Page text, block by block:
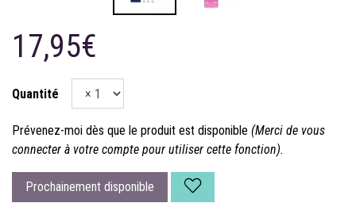
17,95€
Quantité
Prévenez-moi dès que le produit est disponible (Merci de vous
connecter à votre compte pour utiliser cette fonction).
Prochainement disponible